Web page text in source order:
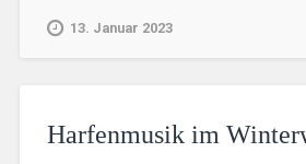
13. Januar 2023
Harfenmusik im